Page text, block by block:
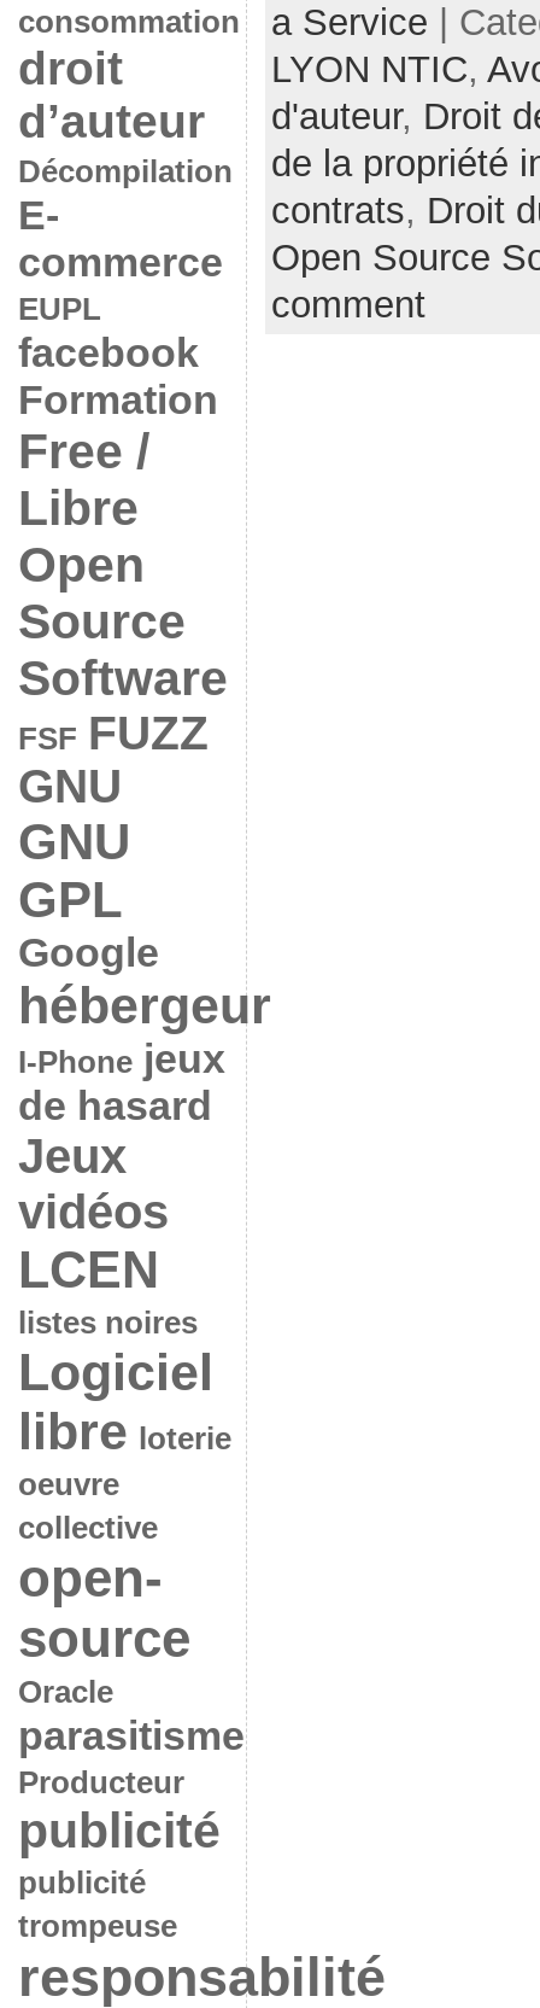
consommation
droit
d’auteur
Décompilation
E-
commerce
EUPL
facebook
Formation
Free /
Libre
Open
Source
Software
FSF FUZZ
GNU
GNU
GPL
Google
hébergeur
I-Phone jeux
de hasard
Jeux
vidéos
LCEN
listes noires
Logiciel
libre
loterie
oeuvre
collective
open-
source
Oracle
parasitisme
Producteur
publicité
publicité
trompeuse
responsabilité
a Service |
LYON NTIC,
d'auteur, Droit
de la propriété
contrats, Droit
Open Source
comment